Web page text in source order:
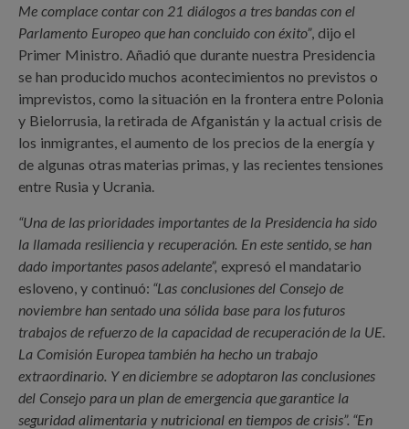
Me complace contar con 21 diálogos a tres bandas con el
Parlamento Europeo que han concluido con éxito”, dijo el
Primer Ministro. Añadió que durante nuestra Presidencia
se han producido muchos acontecimientos no previstos o
imprevistos, como la situación en la frontera entre Polonia
y Bielorrusia, la retirada de Afganistán y la actual crisis de
los inmigrantes, el aumento de los precios de la energía y
de algunas otras materias primas, y las recientes tensiones
entre Rusia y Ucrania.
“Una de las prioridades importantes de la Presidencia ha sido
la llamada resiliencia y recuperación. En este sentido, se han
dado importantes pasos adelante”, expresó el mandatario
esloveno, y continuó: “Las conclusiones del Consejo de
noviembre han sentado una sólida base para los futuros
trabajos de refuerzo de la capacidad de recuperación de la UE.
La Comisión Europea también ha hecho un trabajo
extraordinario. Y en diciembre se adoptaron las conclusiones
del Consejo para un plan de emergencia que garantice la
seguridad alimentaria y nutricional en tiempos de crisis”. “En